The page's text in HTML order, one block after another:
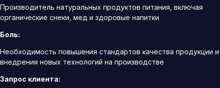
Производитель натуральных продуктов питания, включая
органические снеки, мед и здоровые напитки
Боль:
Необходимость повышения стандартов качества продукции и
внедрения новых технологий на производстве
Запрос клиента: